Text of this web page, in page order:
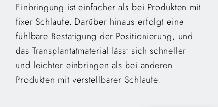
Einbringung ist einfacher als bei Produkten mit
fixer Schlaufe. Darüber hinaus erfolgt eine
fühlbare Bestätigung der Positionierung, und
das Transplantatmaterial lässt sich schneller
und leichter einbringen als bei anderen
Produkten mit verstellbarer Schlaufe.